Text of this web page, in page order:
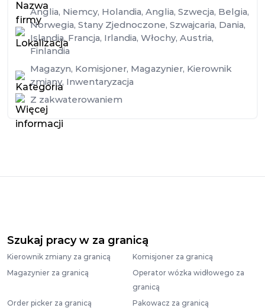
Anglia, Niemcy, Holandia, Anglia, Szwecja, Belgia,
Norwegia, Stany Zjednoczone, Szwajcaria, Dania,
Islandia, Francja, Irlandia, Włochy, Austria,
Finlandia
Magazyn, Komisjoner, Magazynier, Kierownik
zmiany, Inwentaryzacja
Z zakwaterowaniem
Szukaj pracy w za granicą
Kierownik zmiany za granicą
Komisjoner za granicą
Magazynier za granicą
Operator wózka widłowego za
granicą
Order picker za granicą
Pakowacz za granicą